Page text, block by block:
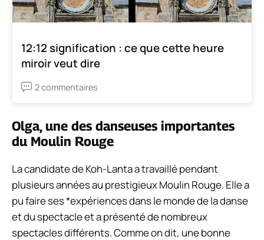
12:12 signification : ce que cette heure
miroir veut dire
2 commentaires
Olga, une des danseuses importantes
du Moulin Rouge
La candidate deKoh-Lantaa travaillé pendant
plusieurs années au prestigieux Moulin Rouge. Elle a
pu faire ses *expériences dans le monde de la danse
et du spectacle et a présenté de nombreux
spectacles différents. Comme on dit, une bonne